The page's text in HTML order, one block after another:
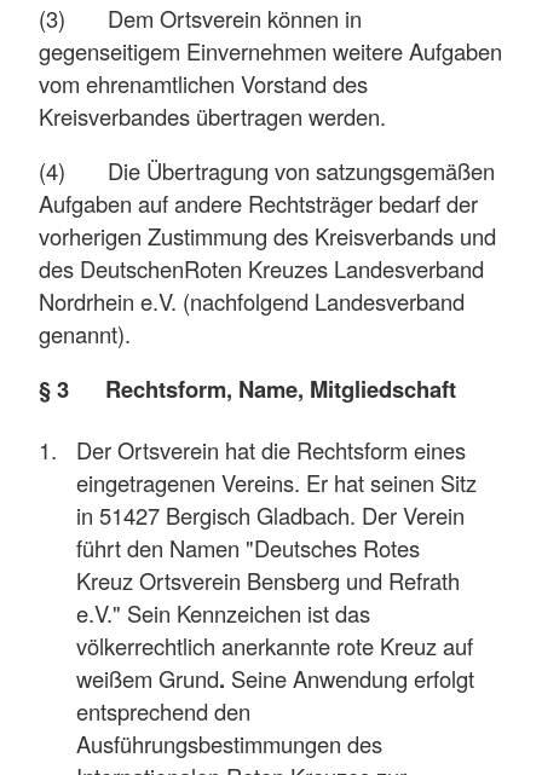
(3) Dem Ortsverein können in
gegenseitigem Einvernehmen weitere Aufgaben
vom ehrenamtlichen Vorstand des
Kreisverbandes übertragen werden.
(4) Die Übertragung von satzungsgemäßen
Aufgaben auf andere Rechtsträger bedarf der
vorherigen Zustimmung des Kreisverbands und
des DeutschenRoten Kreuzes Landesverband
Nordrhein e.V. (nachfolgend Landesverband
genannt).
§ 3 Rechtsform, Name, Mitgliedschaft
Der Ortsverein hat die Rechtsform eines
eingetragenen Vereins. Er hat seinen Sitz
in 51427 Bergisch Gladbach. Der Verein
führt den Namen "Deutsches Rotes
Kreuz Ortsverein Bensberg und Refrath
e.V." Sein Kennzeichen ist das
völkerrechtlich anerkannte rote Kreuz auf
weißem Grund. Seine Anwendung erfolgt
entsprechend den
Ausführungsbestimmungen des